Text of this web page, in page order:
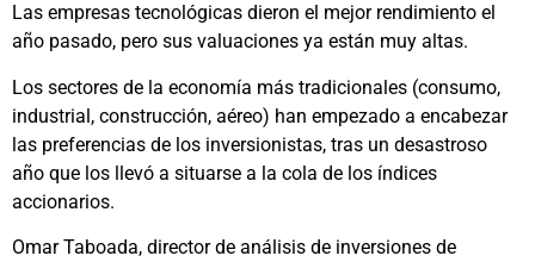
Las empresas tecnológicas dieron el mejor rendimiento el
año pasado, pero sus valuaciones ya están muy altas.
Los sectores de la economía más tradicionales (consumo,
industrial, construcción, aéreo) han empezado a encabezar
las preferencias de los inversionistas, tras un desastroso
año que los llevó a situarse a la cola de los índices
accionarios.
Omar Taboada, director de análisis de inversiones de